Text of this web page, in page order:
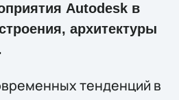
Autodesk в
архитектуры
тенденций в